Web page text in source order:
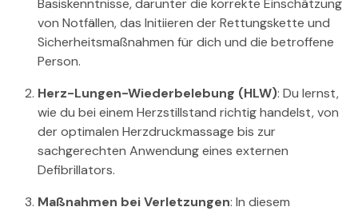
Basiskenntnisse, darunter die korrekte Einschätzung
von Notfällen, das Initiieren der Rettungskette und
Sicherheitsmaßnahmen für dich und die betroffene
Person.
Herz-Lungen-Wiederbelebung (HLW): Du lernst,
wie du bei einem Herzstillstand richtig handelst, von
der optimalen Herzdruckmassage bis zur
sachgerechten Anwendung eines externen
Defibrillators.
Maßnahmen bei Verletzungen: In diesem